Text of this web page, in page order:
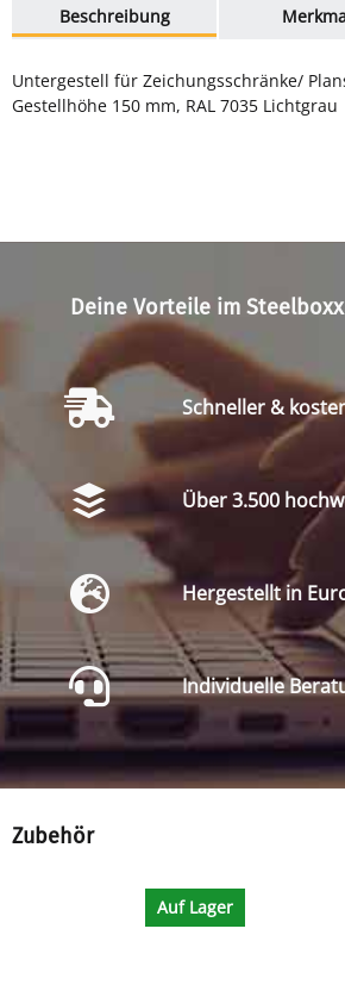
Beschreibung
Untergestell für Zeichungsschränke/
Gestellhöhe 150 mm, RAL 7035 Lichtgrau
Deine Vorteile im
Schneller &
Über 3.500
Hergestellt in
Individuelle
Zubehör
Auf Lager